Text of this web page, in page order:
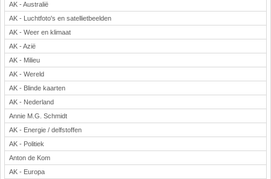
Downloads basisonderwijs
Herfst
Kerstmis
Kinder-/Jeugdboeken
Lente
Onderbouw PO
Pasen
Voetbal
AK - Australië
AK - Luchtfoto's en satellietbeelden
AK - Weer en klimaat
AK - Azië
AK - Milieu
AK - Wereld
AK - Blinde kaarten
AK - Nederland
Annie M.G. Schmidt
AK - Energie / delfstoffen
AK - Politiek
Anton de Kom
AK - Europa